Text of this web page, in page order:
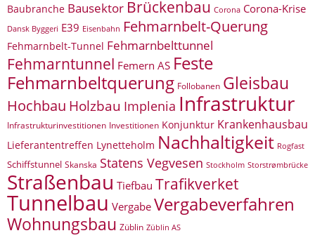
Baubranche Bausektor Brückenbau Corona Corona-Krise
Dansk Byggeri E39 Eisenbahn Fehmarnbelt-Querung
Fehmarnbelt-Tunnel Fehmarnbelttunnel
Fehmarntunnel Femern AS Feste
Fehmarnbeltquerung Follobanen Gleisbau
Hochbau Holzbau Implenia Infrastruktur
Infrastrukturinvestitionen Investitionen Konjunktur Krankenhausbau
Lieferantentreffen Lynetteholm Nachhaltigkeit Rogfast
Schiffstunnel Skanska Statens Vegvesen Stockholm Storstrømbrücke
Straßenbau Tiefbau Trafikverket
Tunnelbau Vergabe Vergabeverfahren
Wohnungsbau Züblin Züblin AS